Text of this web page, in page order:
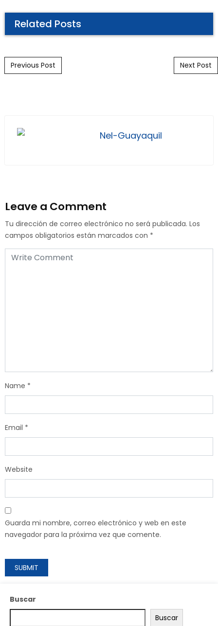
Related Posts
Post navigation
Previous Post Next Post
Nel-Guayaquil
Leave a Comment
Tu dirección de correo electrónico no será publicada. Los
campos obligatorios están marcados con *
Name *
Email *
Website
Guarda mi nombre, correo electrónico y web en este
navegador para la próxima vez que comente.
Buscar
Buscar